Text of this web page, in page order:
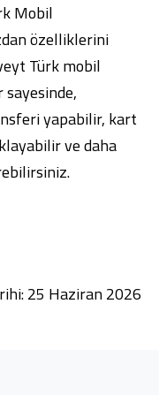
Mobil
özelliklerini
Türk mobil
sayesinde,
yapabilir, kart
ve daha
25 Haziran 2026